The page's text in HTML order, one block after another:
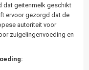
dat geitenmelk geschikt
ervoor gezorgd dat de
autoriteit voor
zuigelingenvoeding en